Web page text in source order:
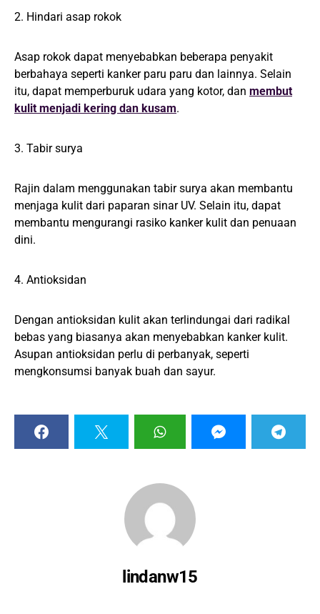
2. Hindari asap rokok
Asap rokok dapat menyebabkan beberapa penyakit
berbahaya seperti kanker paru paru dan lainnya. Selain
itu, dapat memperburuk udara yang kotor, dan membut
kulit menjadi kering dan kusam.
3. Tabir surya
Rajin dalam menggunakan tabir surya akan membantu
menjaga kulit dari paparan sinar UV. Selain itu, dapat
membantu mengurangi rasiko kanker kulit dan penuaan
dini.
4. Antioksidan
Dengan antioksidan kulit akan terlindungai dari radikal
bebas yang biasanya akan menyebabkan kanker kulit.
Asupan antioksidan perlu di perbanyak, seperti
mengkonsumsi banyak buah dan sayur.
lindanw15